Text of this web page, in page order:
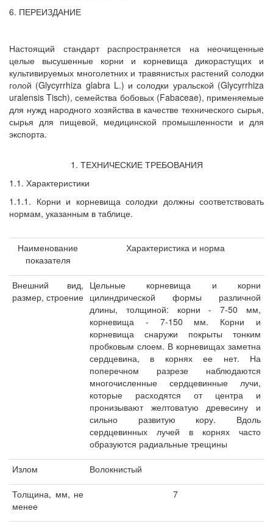
6. ПЕРЕИЗДАНИЕ
Настоящий стандарт распространяется на неочищенные
целые высушенные корни и корневища дикорастущих и
культивируемых многолетних и травянистых растений солодки
голой (Glycyrrhiza glabra L.) и солодки уральской (Glycyrrhiza
uralensis Tisch), семейства бобовых (Fabaceae), применяемые
для нужд народного хозяйства в качестве технического сырья,
сырья для пищевой, медицинской промышленности и для
экспорта.
1. ТЕХНИЧЕСКИЕ ТРЕБОВАНИЯ
1.1. Характеристики
1.1.1. Корни и корневища солодки должны соответствовать
нормам, указанным в таблице.
Наименование
показателя
Характеристика и норма
Внешний вид,
размер, строение
Цельные корневища и корни
цилиндрической формы различной
длины, толщиной: корни - 7-50 мм,
корневища - 7-150 мм. Корни и
корневища снаружи покрыты тонким
пробковым слоем. В корневищах заметна
сердцевина, в корнях ее нет. На
поперечном разрезе наблюдаются
многочисленные сердцевинные лучи,
которые расходятся от центра и
пронизывают желтоватую древесину и
сильно развитую кору. Вдоль
сердцевинных лучей в корнях часто
образуются радиальные трещины
Излом Волокнистый
Толщина, мм, не
менее
7